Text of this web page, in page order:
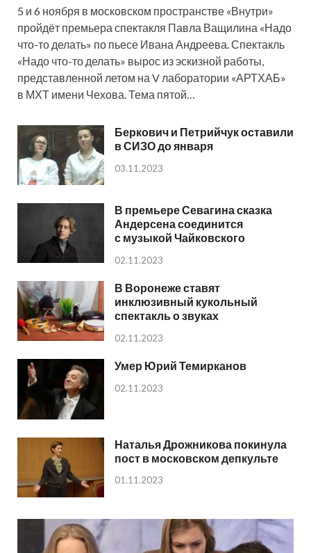
5 и 6 ноября в московском пространстве «Внутри»
пройдёт премьера спектакля Павла Ващилина «Надо
что-то делать» по пьесе Ивана Андреева. Спектакль
«Надо что-то делать» вырос из эскизной работы,
представленной летом на V лаборатории «АРТХАБ»
в МХТ имени Чехова. Тема пятой…
Беркович и Петрийчук оставили
в СИЗО до января
03.11.2023
В премьере Севагина сказка
Андерсена соединится
с музыкой Чайковского
02.11.2023
В Воронеже ставят
инклюзивный кукольный
спектакль о звуках
02.11.2023
Умер Юрий Темирканов
02.11.2023
Наталья Дрожникова покинула
пост в московском депкульте
01.11.2023